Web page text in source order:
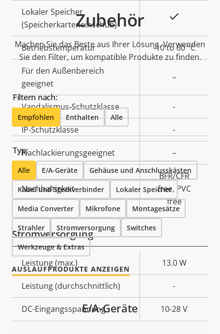
Lokaler Speicher
(Speicherkarteneinschub)
Betriebstemperatur -10 to 60 °C
Für den Außenbereich
geeignet
–
Vandalismus-Schutzklasse -
IP-Schutzklasse -
Nachlackierungsgeeignet –
Nachhaltigkeit
BFR/CFR
free, PVC
free
Stromversorgung
Eigentumsbeschreibung Eigentumswert
Leistung (max.) 13.0 W
Leistung (durchschnittlich) -
DC-Eingangsspannung 10-28 V
Zubehör
Machen Sie das Beste aus Ihrer Lösung. Verwenden
Sie den Filter, um kompatible Produkte zu finden.
Filtern nach:
Empfohlen Enthalten Alle
Typ:
Alle E/A-Geräte Gehäuse und Anschlusskästen
Kabel und Steckverbinder Lokaler Speicher
Media Converter Mikrofone Montagesätze
Strahler Stromversorgung Switches
Werkzeuge & Extras
AUSLAUFPRODUKTE ANZEIGEN
E/A-Geräte